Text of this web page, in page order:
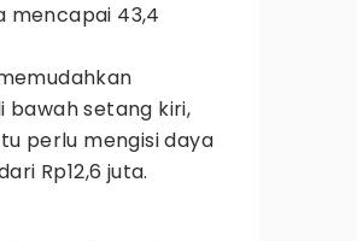
mencapai 43,4
setang kiri,
perlu mengisi daya
Rp12,6 juta.